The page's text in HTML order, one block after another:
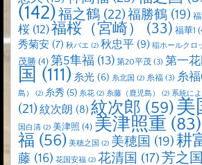
(142)福之鶴 (22)福勝鶴 (19)
桜 (12)福桜（宮崎） (33) 福華1
秀菊安 (7) 秋バエ (2) 秋忠平 (9) 稲ホールクロ
茂勝 (4) 第5隼福 (13) 第20平茂 (3) 第一花
国 (111) 糸光 (6) 糸北国 (2) 糸福 (3) 糸
島）
(2) 糸秀 (5) 糸花 (2) 糸藤（鹿児島） (2) 系統に
(21) 紋次朗 (8) 紋次郎 (59)美
国白清 (2) 美津照 (4) 美津照重 (83)
福 (56) 美穂之国 (2) 美穂国 (19)耕
藤 (16) 花国安福 (2) 花清国 (17)芳之国